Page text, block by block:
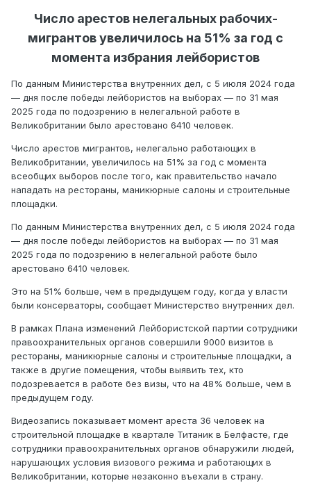
Число арестов нелегальных рабочих-
мигрантов увеличилось на 51% за год с
момента избрания лейбористов
По данным Министерства внутренних дел, с 5 июля 2024 года
— дня после победы лейбористов на выборах — по 31 мая
2025 года по подозрению в нелегальной работе в
Великобритании было арестовано 6410 человек.
Число арестов мигрантов, нелегально работающих в
Великобритании, увеличилось на 51% за год с момента
всеобщих выборов после того, как правительство начало
нападать на рестораны, маникюрные салоны и строительные
площадки.
По данным Министерства внутренних дел, с 5 июля 2024 года
— дня после победы лейбористов на выборах — по 31 мая
2025 года по подозрению в нелегальной работе было
арестовано 6410 человек.
Это на 51% больше, чем в предыдущем году, когда у власти
были консерваторы, сообщает Министерство внутренних дел.
В рамках Плана изменений Лейбористской партии сотрудники
правоохранительных органов совершили 9000 визитов в
рестораны, маникюрные салоны и строительные площадки, а
также в другие помещения, чтобы выявить тех, кто
подозревается в работе без визы, что на 48% больше, чем в
предыдущем году.
Видеозапись показывает момент ареста 36 человек на
строительной площадке в квартале Титаник в Белфасте, где
сотрудники правоохранительных органов обнаружили людей,
нарушающих условия визового режима и работающих в
Великобритании, которые незаконно въехали в страну.